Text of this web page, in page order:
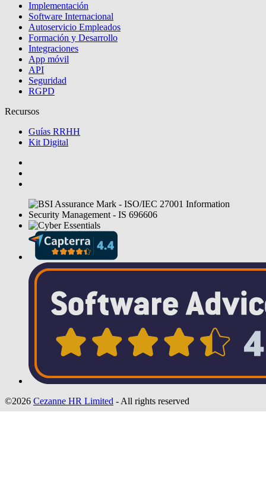
Implementación
Software Internacional
Autoservicio Empleados
Formación y Desarrollo
Integraciones
App móvil
API
Seguridad
RGPD
Recursos
Guías RRHH
Kit Digital
©2026 Cezanne HR Limited - All rights reserved